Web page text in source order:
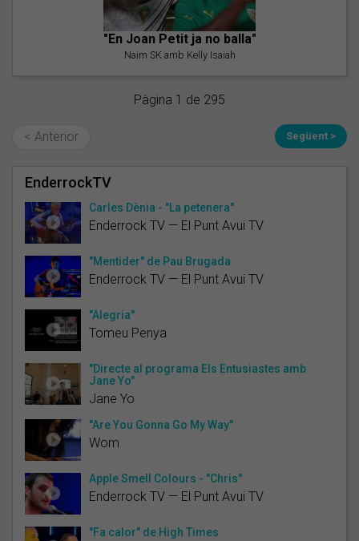
"En Joan Petit ja no balla"
Naim SK amb Kelly Isaiah
Pàgina 1 de 295
< Anterior Següent >
EnderrockTV
Carles Dènia - "La petenera"
Enderrock TV — El Punt Avui TV
"Mentider" de Pau Brugada
Enderrock TV — El Punt Avui TV
"Alegria"
Tomeu Penya
"Directe al programa Els Entusiastes amb
Jane Yo"
Jane Yo
"Are You Gonna Go My Way"
Wom
Apple Smell Colours - "Chris"
Enderrock TV — El Punt Avui TV
"Fa calor" de High Times